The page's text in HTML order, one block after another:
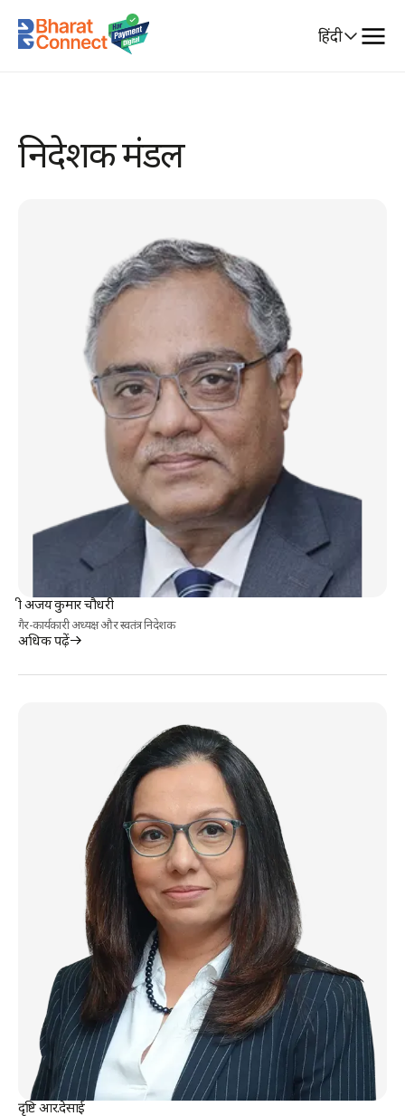
Select
हिंदी
निदेशक मंडल
श्री अजय कुमार चौधरी
गैर-कार्यकारी अध्यक्ष और स्वतंत्र निदेशक
अधिक पढ़ें
दृष्टि आर.देसाई